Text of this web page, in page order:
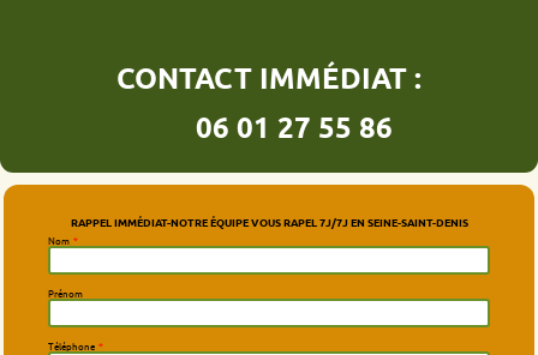
CONTACT IMMÉDIAT :
06 01 27 55 86
RAPPEL IMMÉDIAT-NOTRE ÉQUIPE VOUS RAPEL 7J/7J EN SEINE-SAINT-DENIS
Nom *
Prénom
Téléphone *